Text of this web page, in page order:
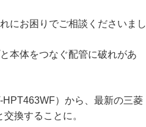
にお困りでご相談くださいまし
本体をつなぐ配管に破れがあ
）から、最新の三菱
換することに。